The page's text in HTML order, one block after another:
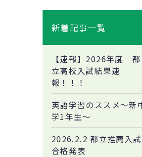
新着記事一覧
【速報】2026年度 都
立高校入試結果速
報！！！
英語学習のススメ～新
学1年生～
2026.2.2 都立推薦入試
合格発表